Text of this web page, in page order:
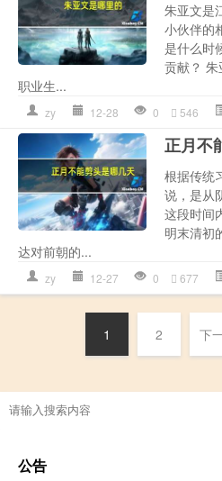
朱亚文是
小伙伴的
是什么时
贡献？
职业生...
zy 12-28 0 546
正月不
根据传统
说，是从
这段时间
明末清初
达对前朝的...
zy 12-27 0 677
1 2 下
公告